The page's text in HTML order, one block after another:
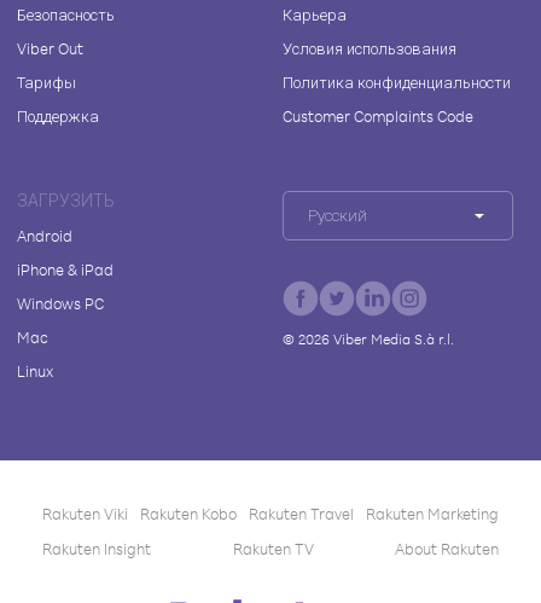
Безопасность
Viber Out
Тарифы
Поддержка
Карьера
Условия использования
Политика конфиденциальности
Customer Complaints Code
ЗАГРУЗИТЬ
Android
iPhone & iPad
Windows PC
Mac
Linux
Русский
© 2026Viber Media S.à r.l.
Rakuten Viki Rakuten Kobo Rakuten Travel
Rakuten Marketing
Rakuten Insight
Rakuten TV About Rakuten